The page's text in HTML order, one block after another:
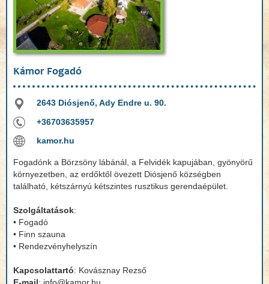
Kámor Fogadó
2643 Diósjenő, Ady Endre u. 90.
+36703635957
kamor.hu
Fogadónk a Börzsöny lábánál, a Felvidék kapujában, gyönyörű
környezetben, az erdőktől övezett Diósjenő községben
található, kétszárnyú kétszintes rusztikus gerendaépület.
Szolgáltatások:
• Fogadó
• Finn szauna
• Rendezvényhelyszín
Kapcsolattartó: Kovásznay Rezső